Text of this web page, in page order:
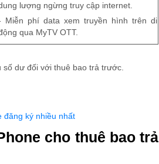
lượng ngừng truy cập internet.
Miễn phí data xem truyền hình trên di
qua MyTV OTT.
dư đối với thuê bao trả trước.
đăng ký nhiều nhất
cho thuê bao trả